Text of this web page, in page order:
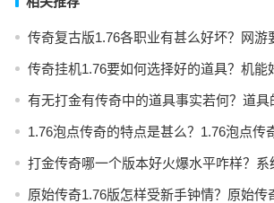
传奇复古版1.76各职业有甚么好坏？网游
传奇挂机1.76要如何选择好的道具？机能
有无打金有传奇中的道具事实若何？道具
1.76泡点传奇的特点是甚么？1.76泡点传
打金传奇哪一个版本好火爆水平咋样？系
原始传奇1.76版怎样受新手钟情？原始传